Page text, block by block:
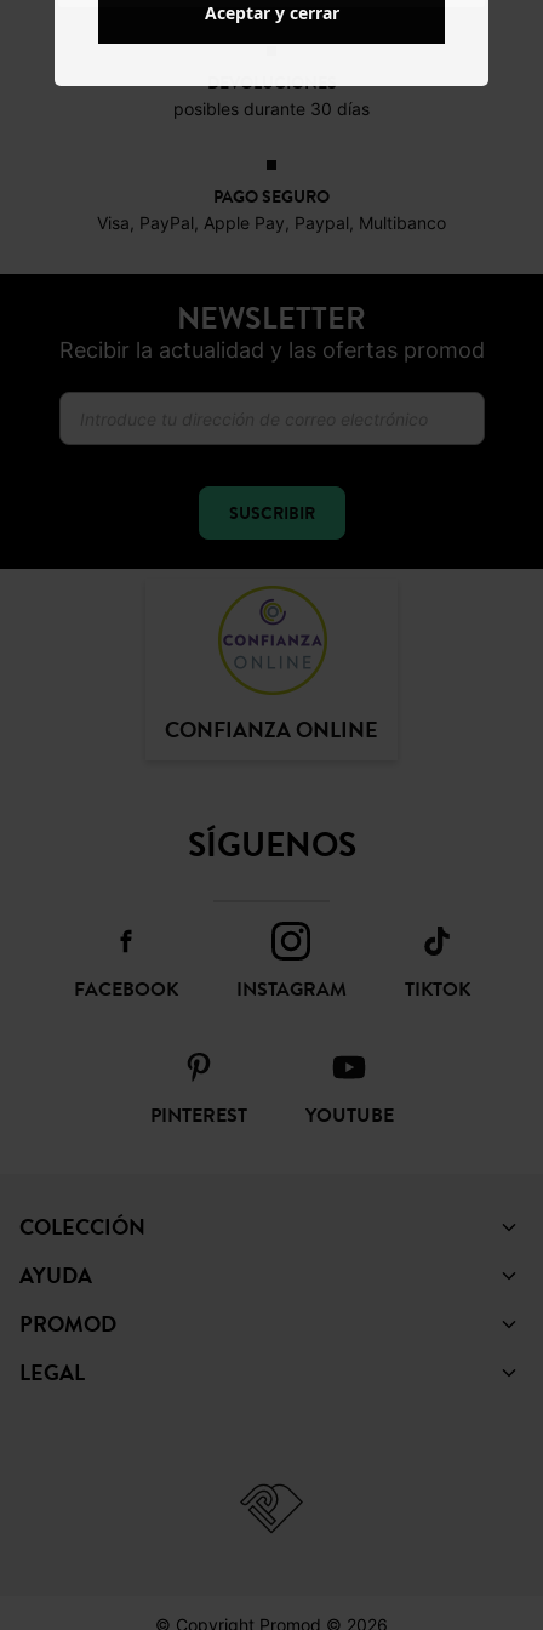
DEVOLUCIONES
posibles durante 30 días
PAGO SEGURO
Visa, PayPal, Apple Pay, Paypal, Multibanco
NEWSLETTER
Recibir la actualidad y las ofertas promod
SUSCRIBIR
CONFIANZA ONLINE
SÍGUENOS
FACEBOOK INSTAGRAM TIKTOK
PINTEREST YOUTUBE
COLECCIÓN
AYUDA
PROMOD
LEGAL
© Copyright Promod © 2026
Aceptar y cerrar